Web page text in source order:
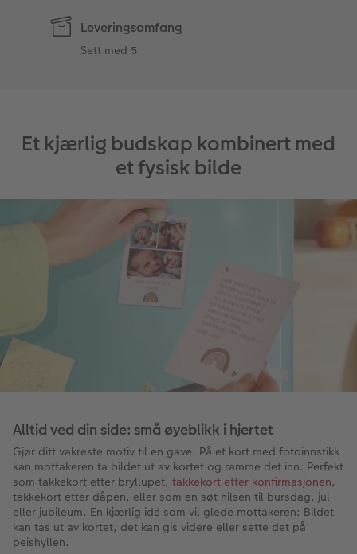
Leveringsomfang
Sett med 5
Et kjærlig budskap kombinert med
et fysisk bilde
Alltid ved din side: små øyeblikk i hjertet
Gjør ditt vakreste motiv til en gave. På et kort med fotoinnstikk
kan mottakeren ta bildet ut av kortet og ramme det inn. Perfekt
som takkekort etter bryllupet, takkekort etter konfirmasjonen,
takkekort etter dåpen, eller som en søt hilsen til bursdag, jul
eller jubileum. En kjærlig idé som vil glede mottakeren: Bildet
kan tas ut av kortet, det kan gis videre eller sette det på
peishyllen.